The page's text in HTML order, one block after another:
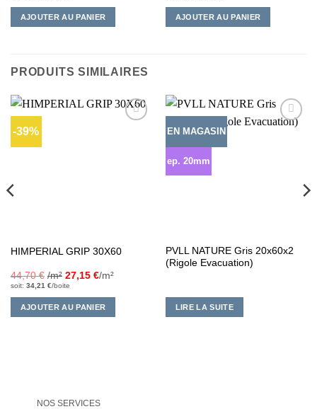
AJOUTER AU PANIER AJOUTER AU PANIER
PRODUITS SIMILAIRES
-39%
HIMPERIAL GRIP 30X60
44,70€ /m² 27,15 €/m²
soit: 34,21 €/boite
AJOUTER AU PANIER
EN MAGASIN
ep. 20mm
PVLL NATURE Gris 20x60x2
(Rigole Evacuation)
LIRE LA SUITE
NOS SERVICES